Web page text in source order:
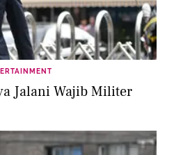
Jalani Wajib Militer